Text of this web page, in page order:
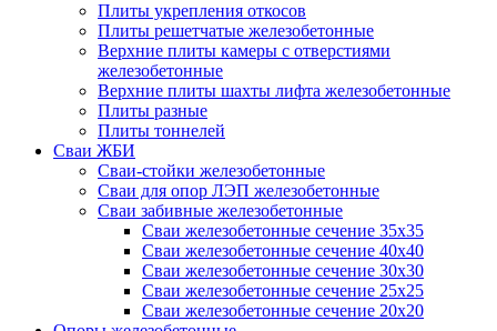
Плиты укрепления откосов
Плиты решетчатые железобетонные
Верхние плиты камеры с отверстиями
железобетонные
Верхние плиты шахты лифта железобетонные
Плиты разные
Плиты тоннелей
Сваи ЖБИ
Сваи-стойки железобетонные
Сваи для опор ЛЭП железобетонные
Сваи забивные железобетонные
Сваи железобетонные сечение 35x35
Сваи железобетонные сечение 40x40
Сваи железобетонные сечение 30x30
Сваи железобетонные сечение 25x25
Сваи железобетонные сечение 20x20